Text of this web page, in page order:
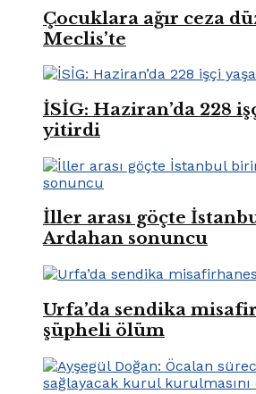
Çocuklara ağır ceza
Meclis’te
İSİG: Haziran’da 228
yitirdi
İller arası göçte
Ardahan sonuncu
Urfa’da sendika
şüpheli ölüm